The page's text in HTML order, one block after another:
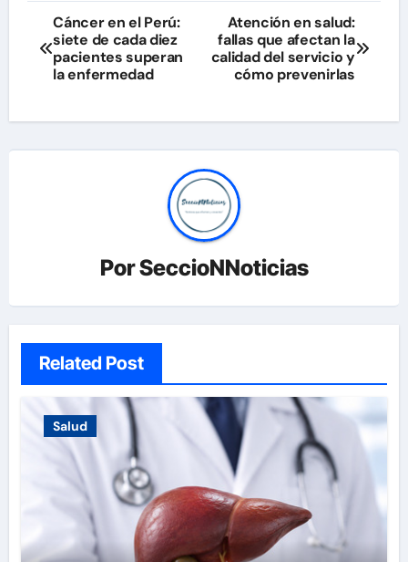
Navegación
de
Cáncer en el Perú:
siete de cada diez
pacientes superan
la enfermedad
Atención en salud:
fallas que afectan la
calidad del servicio y
cómo prevenirlas
PorSeccioNNoticias
Related Post
Salud